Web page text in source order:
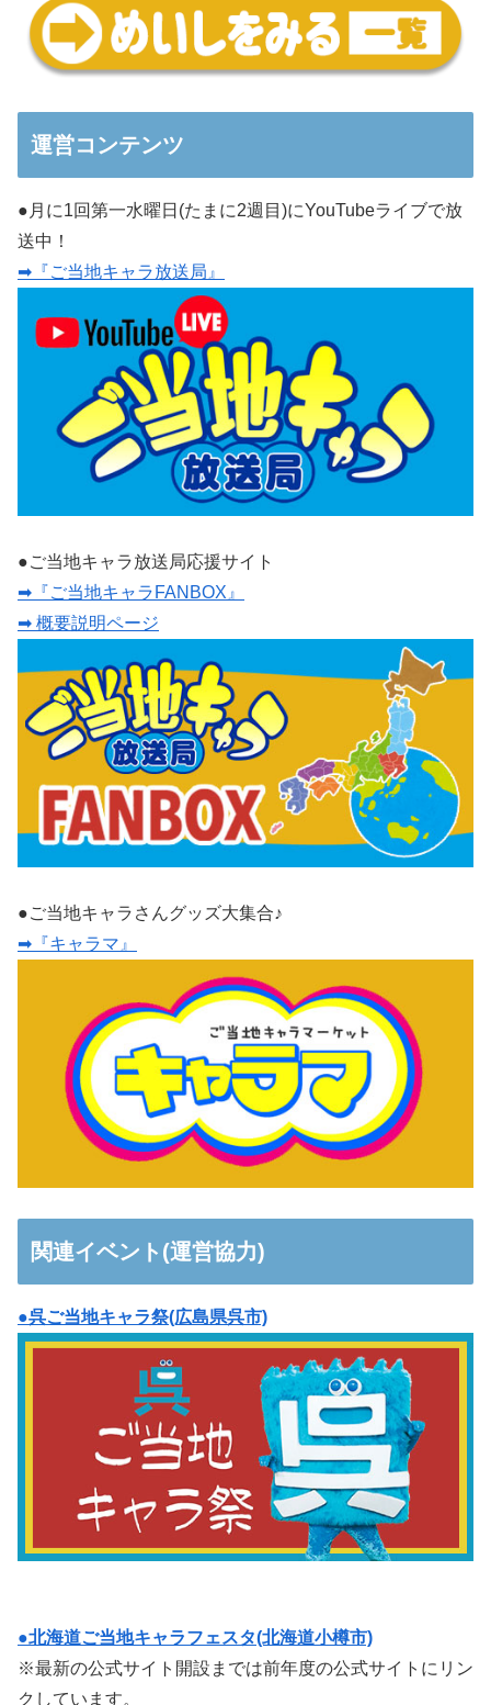
運営コンテンツ
●月に1回第一水曜日(たまに2週目)にYouTubeライブで放
送中！
➡『ご当地キャラ放送局』
●ご当地キャラ放送局応援サイト
➡『ご当地キャラFANBOX』
➡ 概要説明ページ
●ご当地キャラさんグッズ大集合♪
➡『キャラマ』
関連イベント(運営協力)
●呉ご当地キャラ祭(広島県呉市)
●北海道ご当地キャラフェスタ(北海道小樽市)
※最新の公式サイト開設までは前年度の公式サイトにリン
クしています。